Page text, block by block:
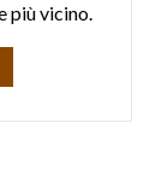
più vicino.